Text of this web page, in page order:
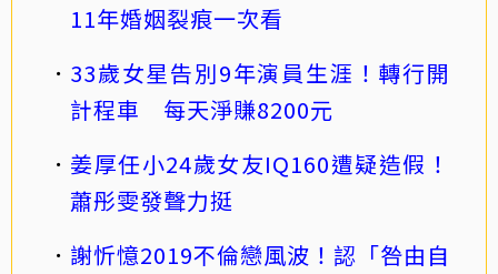
11年婚姻裂痕一次看
33歲女星告別9年演員生涯！轉行開
計程車 每天淨賺8200元
姜厚任小24歲女友IQ160遭疑造假！
蕭彤雯發聲力挺
謝忻憶2019不倫戀風波！認「咎由自